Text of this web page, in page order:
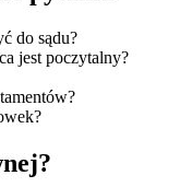
do sądu?
jest poczytalny?